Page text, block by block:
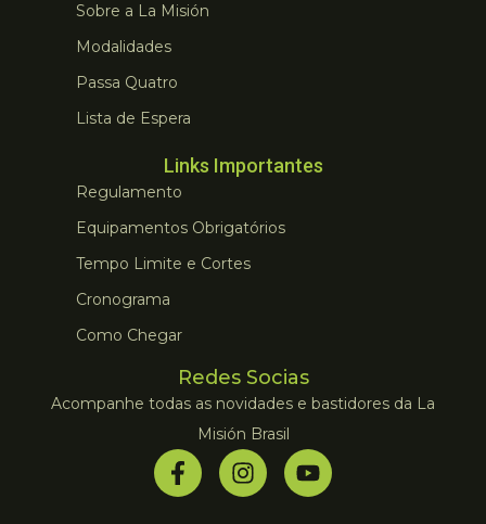
Sobre a La Misión
Modalidades
Passa Quatro
Lista de Espera
Links Importantes
Regulamento
Equipamentos Obrigatórios
Tempo Limite e Cortes
Cronograma
Como Chegar
Redes Socias
Acompanhe todas as novidades e bastidores da La
Misión Brasil